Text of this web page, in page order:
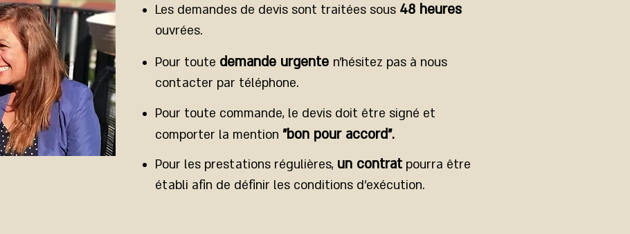
Les demandes de devis sont traitées sous 48 heures
ouvrées.
Pour toute demande urgente n'hésitez pas à nous
contacter par téléphone.
Pour toute commande, le devis doit être signé et
comporter la mention "bon pour accord".
Pour les prestations régulières, un contrat pourra être
établi afin de définir les conditions d’exécution.